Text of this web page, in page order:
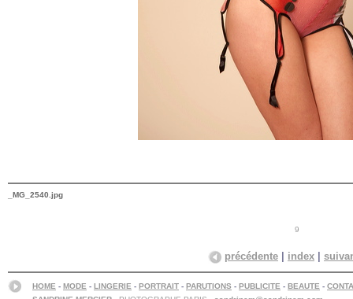
_MG_2540.jpg
9
précédente index
HOME - MODE - LINGERIE - PORTRAIT - PARUTIONS - PUBLICITE - BEAUTE -